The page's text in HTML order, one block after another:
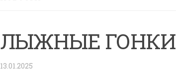
ЛЫЖНЫЕ ГОНКИ
13.01.2025